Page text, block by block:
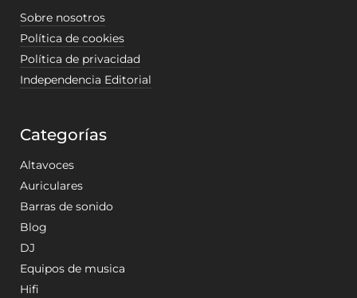
Sobre nosotros
Política de cookies
Política de privacidad
Independencia Editorial
Categorías
Altavoces
Auriculares
Barras de sonido
Blog
DJ
Equipos de musica
Hifi